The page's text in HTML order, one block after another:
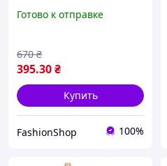
Готово к отправке
395.30₴
670 ₴
Купить
FashionShop 100%